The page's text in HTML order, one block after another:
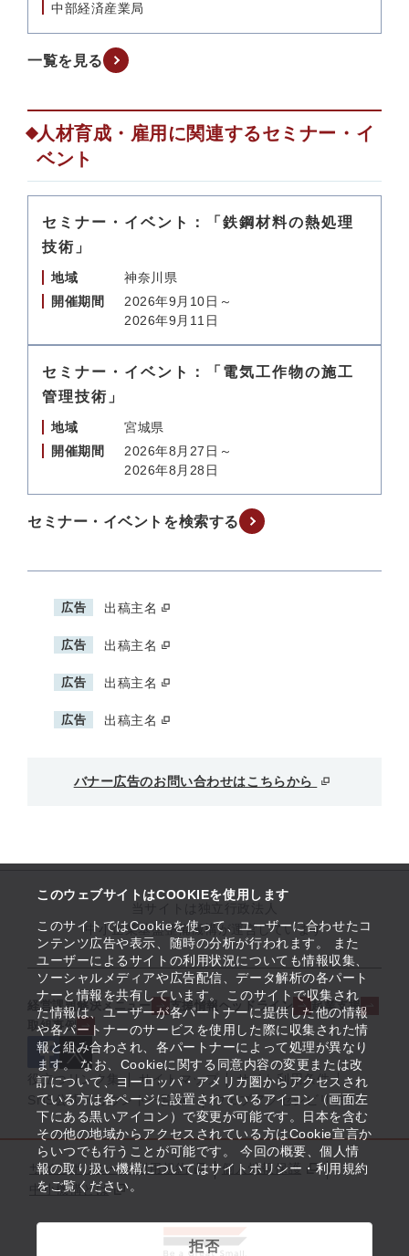
このウェブサイトはCOOKIEを使用します
このサイトではCookieを使って、ユーザーに合わせたコ
ンテンツ広告や表示、随時の分析が行われます。 また
ユーザーによるサイトの利用状況についても情報収集、
ソーシャルメディアや広告配信、データ解析の各パート
ナーと情報を共有しています。 このサイトで収集され
た情報は、ユーザーが各パートナーに提供した他の情報
や各パートナーのサービスを使用した際に収集された情
報と組み合わされ、各パートナーによって処理が異なり
ます。 なお、Cookieに関する同意内容の変更または改
訂について、ヨーロッパ・アメリカ圏からアクセスされ
ている方は各ページに設置されているアイコン（画面左
下にある黒いアイコン）で変更が可能です。日本を含む
その他の地域からアクセスされている方はCookie宣言か
らいつでも行うことが可能です。 今回の概要、個人情
報の取り扱い機構についてはサイトポリシー・利用規約
をご覧ください。
拒否
中部経済産業局
一覧を見る
人材育成・雇用に関連するセミナー・イ
ベント
セミナー・イベント：「鉄鋼材料の熱処理
技術」
地域
神奈川県
開催期間
2026年9月10日～
2026年9月11日
セミナー・イベント：「電気工作物の施工
管理技術」
地域
宮城県
開催期間
2026年8月27日～
2026年8月28日
セミナー・イベントを検索する
広告 出稿主名
広告 出稿主名
広告 出稿主名
広告 出稿主名
バナー広告のお問い合わせはこちらから
中小企業基盤整備機構が運営しています
経営課題解決メニュー 支援情報ヘッドライン
起業支援
取組事例
役立つリンク集 サイトマップ
サイト利用条件
SNS公式アカウント一覧
ウェブアクセシビリティ
サイトポリシー・利用規約
個人情報保護
中小機構とは